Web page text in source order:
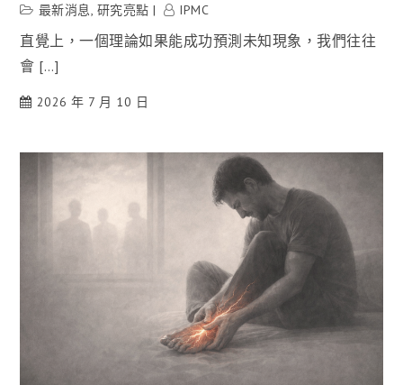
最新消息, 研究亮點 IPMC
直覺上，一個理論如果能成功預測未知現象，我們往往
會 […]
2026 年 7 月 10 日